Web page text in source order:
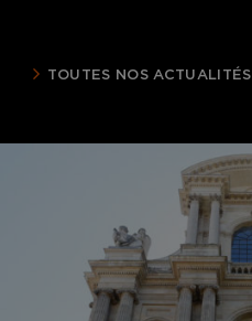
TOUTES NOS ACTUALITÉS